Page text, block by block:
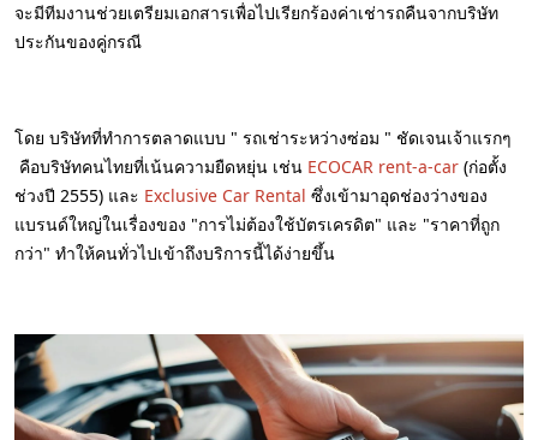
จะมีทีมงานช่วยเตรียมเอกสารเพื่อไปเรียกร้องค่าเช่ารถคืนจากบริษัท
ประกันของคู่กรณี
โดย บริษัทที่ทำการตลาดแบบ " รถเช่าระหว่างซ่อม " ชัดเจนเจ้าแรกๆ
คือบริษัทคนไทยที่เน้นความยืดหยุ่น เช่น ECOCAR rent-a-car (ก่อตั้ง
ช่วงปี 2555) และ Exclusive Car Rental ซึ่งเข้ามาอุดช่องว่างของ
แบรนด์ใหญ่ในเรื่องของ "การไม่ต้องใช้บัตรเครดิต" และ "ราคาที่ถูก
กว่า" ทำให้คนทั่วไปเข้าถึงบริการนี้ได้ง่ายขึ้น